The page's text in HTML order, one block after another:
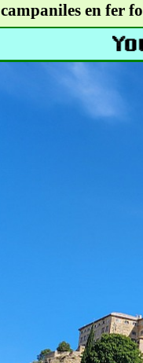
campaniles en fer